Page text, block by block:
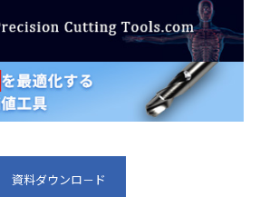
資料ダウンロ－ド